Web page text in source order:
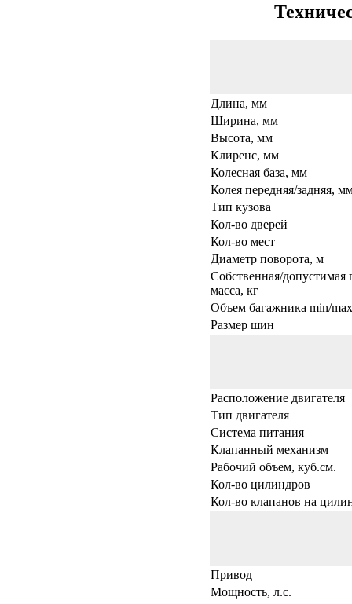
Длина, мм
Ширина, мм
Высота, мм
Клиренс, мм
Колесная база, мм
Колея передняя/задняя,
Тип кузова
Кол-во дверей
Кол-во мест
Диаметр поворота, м
Собственная/допустимая
масса, кг
Объем багажника min/
Размер шин
Расположение двигателя
Тип двигателя
Система питания
Клапанный механизм
Рабочий объем, куб.см.
Кол-во цилиндров
Кол-во клапанов на
Привод
Мощность, л.с.